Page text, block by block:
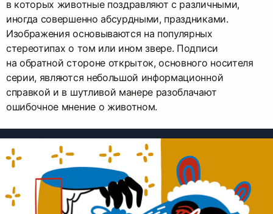
в которых животные поздравляют с различными,
иногда совершенно абсурдными, праздниками.
Изображения основываются на популярных
стереотипах о том или ином звере. Подписи
на обратной стороне открыток, основного носителя
серии, являются небольшой информационной
справкой и в шутливой манере разоблачают
ошибочное мнение о животном.